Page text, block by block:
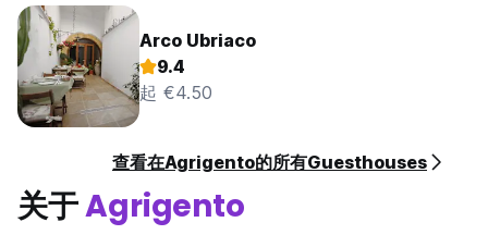
Arco Ubriaco
9.4
起 €4.50
查看在Agrigento的所有Guesthouses
关于Agrigento